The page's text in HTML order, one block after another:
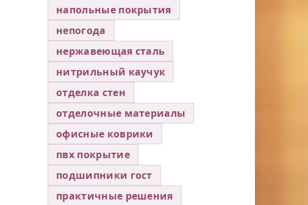
напольные покрытия
непогода
нержавеющая сталь
нитрильный каучук
отделка стен
отделочные материалы
офисные коврики
пвх покрытие
подшипники гост
практичные решения